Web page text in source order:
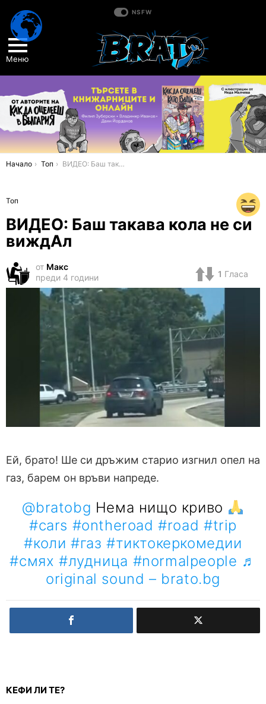
NSFW
Меню
You are here:
Начало Топ ВИДЕО: Баш такава кола не си виждАл
Топ
ВИДЕО: Баш такава кола не си
виждАл
от Макс
преди 4 години
1 Гласа
Ей, брато! Ше си дръжим старио изгнил опел на
газ, барем он връви напреде.
@bratobg Нема нищо криво
#cars #ontheroad #road #trip
#коли #газ #тиктокеркомедии
#смях #лудница #normalpeople ♬
original sound – brato.bg
КЕФИ ЛИ ТЕ?